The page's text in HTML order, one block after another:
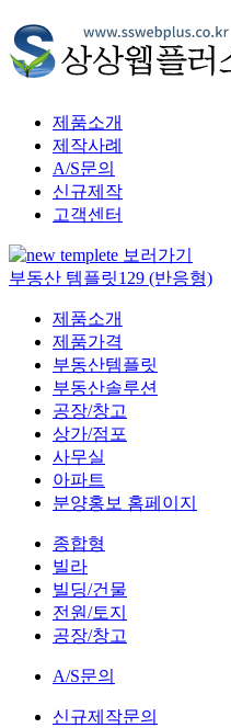
제품소개
제작사례
A/S문의
신규제작
고객센터
부동산 템플릿129 (반응형)
제품소개
제품가격
부동산템플릿
부동산솔루션
공장/창고
상가/점포
사무실
아파트
분양홍보 홈페이지
종합형
빌라
빌딩/건물
전원/토지
공장/창고
A/S문의
신규제작문의